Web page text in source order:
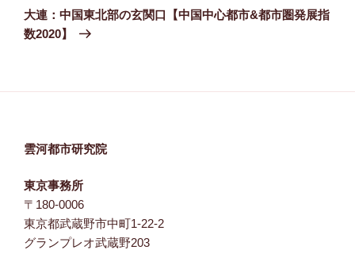
ー
シ
の
投
大連：中国東北部の玄関口【中国中心都市&都市圏発展指
数2020】
雲河都市研究院
東京事務所
〒180-0006
東京都武蔵野市中町1-22-2
グランプレオ武蔵野203